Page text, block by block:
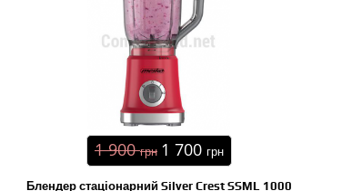
1 900грн 1 700 грн
Блендер стаціонарний Silver Crest SSML 1000